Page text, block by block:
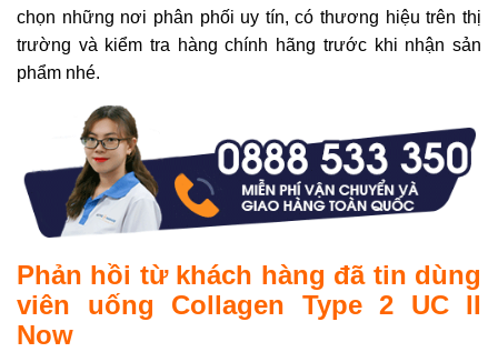
chọn những nơi phân phối uy tín, có thương hiệu trên thị
trường và kiểm tra hàng chính hãng trước khi nhận sản
phẩm nhé.
Phản hồi từ khách hàng đã tin dùng
viên uống Collagen Type 2 UC II
Now